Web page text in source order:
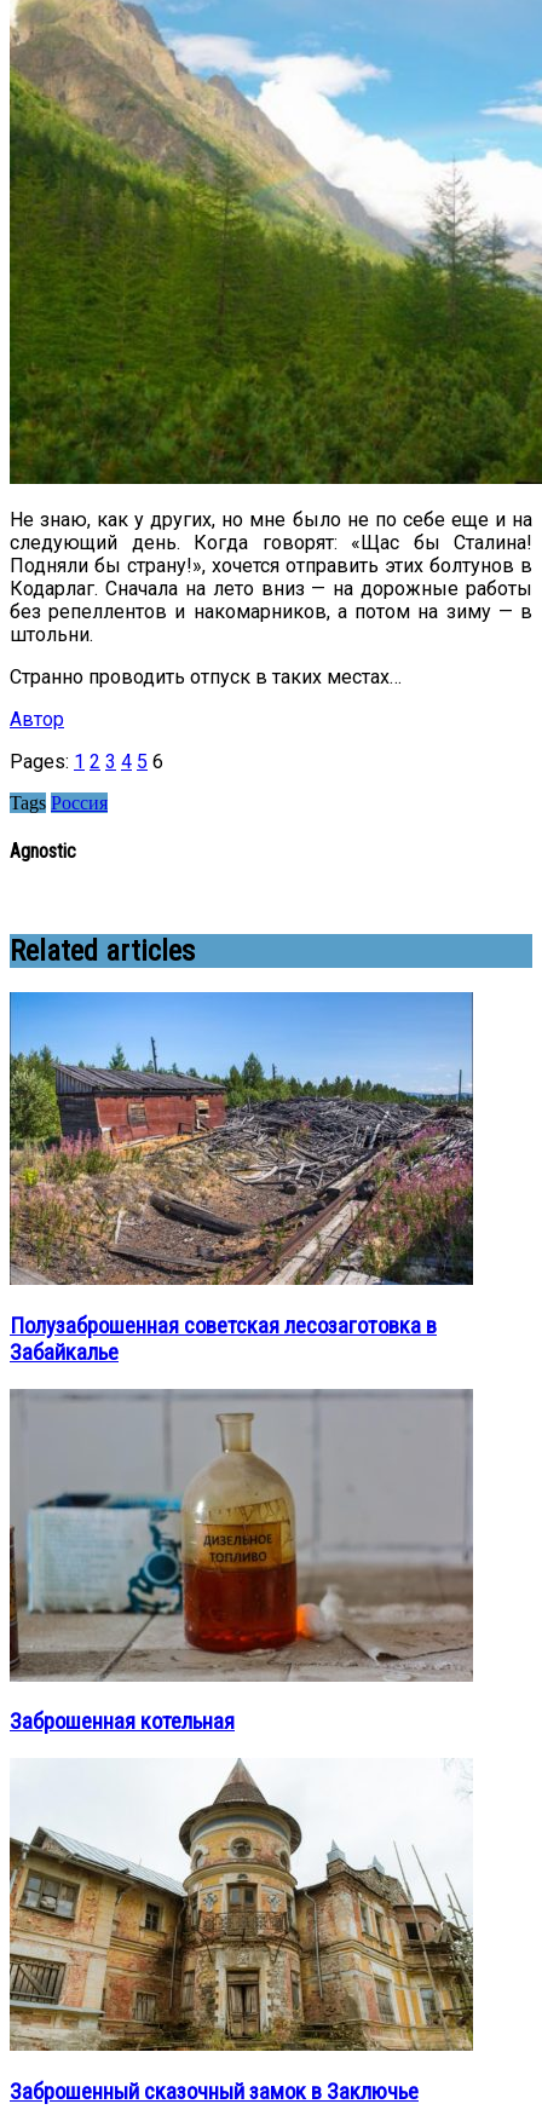
Не знаю, как у других, но мне было не по себе еще и на
следующий день. Когда говорят: «Щас бы Сталина!
Подняли бы страну!», хочется отправить этих болтунов в
Кодарлаг. Сначала на лето вниз — на дорожные работы
без репеллентов и накомарников, а потом на зиму — в
штольни.
Странно проводить отпуск в таких местах…
Автор
Pages: 1 2 3 4 5 6
Tags Россия
Agnostic
Related articles
Полузаброшенная советская лесозаготовка в
Забайкалье
Заброшенная котельная
Заброшенный сказочный замок в Заключье